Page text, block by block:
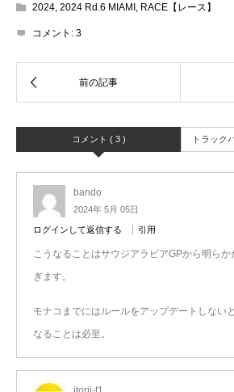
2024, 2024 Rd.6 MIAMI , RACE【レース】
コメント: 3
コメント ( 3 ) トラック
bando
2024年 5月 05日
ログインして返信する 引用
こうなることはサウジアラビアGPから明ら
ぎます。
モナコまでにはルールをアップデートしない
なることは必至。